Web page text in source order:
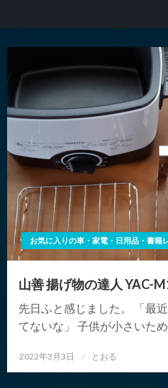
お気に入りの車・家電・日用品・書籍
山善 揚げ物の達人 YAC-
先日ふと感じました。 「最
てないな」 子供が小さいた
投
日:
2022年3月3日 とおる